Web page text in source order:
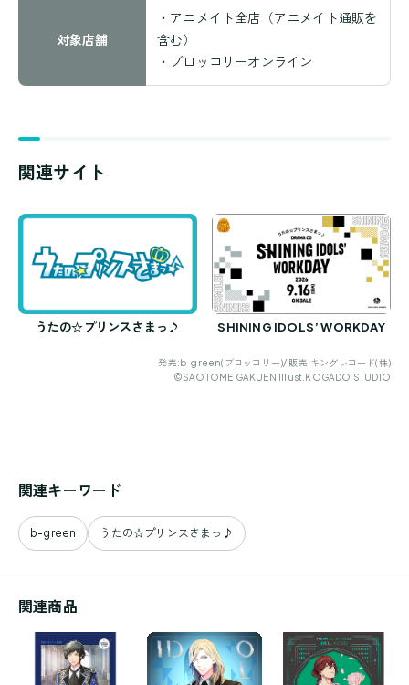
対象店舗
・ アニメイト全店（アニメイト通販を
含む）
・ ブロッコリーオンライン
関連サイト
うたの☆プリンスさまっ♪ SHINING IDOLS’ WORKDAY
発売:b-green(ブロッコリー)/ 販売:キングレコード(株)
©SAOTOME GAKUEN Illust.KOGADO STUDIO
関連キーワード
b-green うたの☆プリンスさまっ♪
関連商品